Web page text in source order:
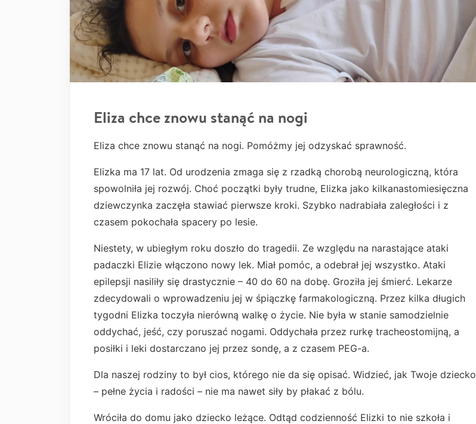
Eliza chce znowu stanąć na nogi
Eliza chce znowu stanąć na nogi. Pomóżmy jej odzyskać sprawność.
Elizka ma 17 lat. Od urodzenia zmaga się z rzadką chorobą neurologiczną, która
spowolniła jej rozwój. Choć początki były trudne, Elizka jako kilkanastomiesięczna
dziewczynka zaczęła stawiać pierwsze kroki. Szybko nadrabiała zaległości i z
czasem pokochała spacery po lesie.
Niestety, w ubiegłym roku doszło do tragedii. Ze względu na narastające ataki
padaczki Elizie włączono nowy lek. Miał pomóc, a odebrał jej wszystko. Ataki
epilepsji nasiliły się drastycznie – 40 do 60 na dobę. Groziła jej śmierć. Lekarze
zdecydowali o wprowadzeniu jej w śpiączkę farmakologiczną. Przez kilka długich
tygodni Elizka toczyła nierówną walkę o życie. Nie była w stanie samodzielnie
oddychać, jeść, czy poruszać nogami. Oddychała przez rurkę tracheostomijną, a
posiłki i leki dostarczano jej przez sondę, a z czasem PEG-a.
Dla naszej rodziny to był cios, którego nie da się opisać. Widzieć, jak Twoje dziecko
– pełne życia i radości – nie ma nawet siły by płakać z bólu.
Wróciła do domu jako dziecko leżące. Odtąd codzienność Elizki to nie szkoła i